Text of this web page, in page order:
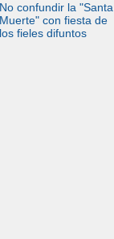
No confundir la "Santa
Muerte" con fiesta de
los fieles difuntos